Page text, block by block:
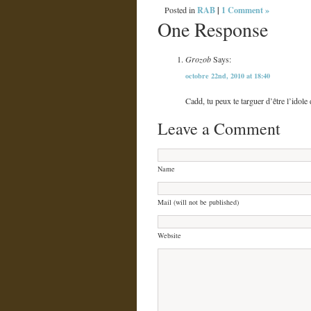
Posted inRAB| 1 Comment »
One Response
GrozobSays:
octobre 22nd, 2010 at 18:40
Cadd, tu peux te targuer d’être l’idole
Leave a Comment
Name
Mail (will not be published)
Website